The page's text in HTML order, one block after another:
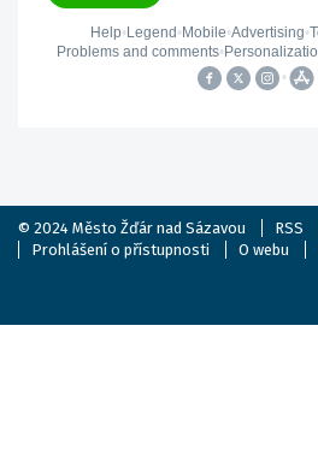
© 2024 Město Žďár nad Sázavou RSS
Prohlášení o přístupnosti
O webu